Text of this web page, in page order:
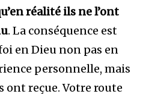
réalité ils ne l’ont
. La conséquence est
en Dieu non pas en
personnelle, mais
ont reçue. Votre route